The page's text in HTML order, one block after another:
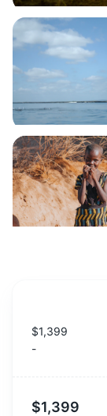
$1,399
-
$1,399